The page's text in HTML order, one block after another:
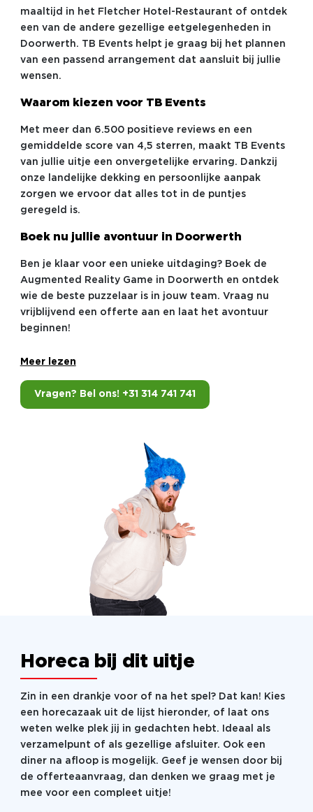
maaltijd in het Fletcher Hotel-Restaurant of ontdek
een van de andere gezellige eetgelegenheden in
Doorwerth. TB Events helpt je graag bij het plannen
van een passend arrangement dat aansluit bij jullie
wensen.
Waarom kiezen voor TB Events
Met meer dan 6.500 positieve reviews en een
gemiddelde score van 4,5 sterren, maakt TB Events
van jullie uitje een onvergetelijke ervaring. Dankzij
onze landelijke dekking en persoonlijke aanpak
zorgen we ervoor dat alles tot in de puntjes
geregeld is.
Boek nu jullie avontuur in Doorwerth
Ben je klaar voor een unieke uitdaging? Boek de
Augmented Reality Game in Doorwerth en ontdek
wie de beste puzzelaar is in jouw team. Vraag nu
vrijblijvend een offerte aan en laat het avontuur
beginnen!
Meer lezen
Vragen? Bel ons! +31 314 741 741
Horeca bij dit uitje
Zin in een drankje voor of na het spel? Dat kan! Kies
een horecazaak uit de lijst hieronder, of laat ons
weten welke plek jij in gedachten hebt. Ideaal als
verzamelpunt of als gezellige afsluiter. Ook een
diner na afloop is mogelijk. Geef je wensen door bij
de offerteaanvraag, dan denken we graag met je
mee voor een compleet uitje!